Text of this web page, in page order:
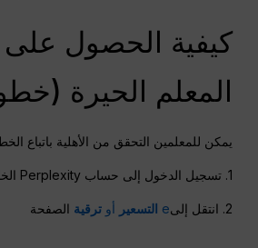
كيفية الحصول
المعلم الحيرة
يمكن للمعلمين التحقق من الأهلية باتباع
1. تسجيل الدخول إلى حساب Perplexity الخاص بك
2. انتقل إلى e التسعير أوترقية الصفحة